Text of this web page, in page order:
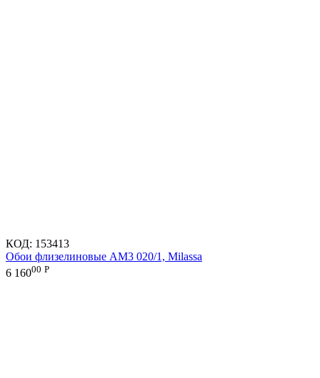
КОД: 153413
Обои флизелиновые AM3 020/1, Milassa
6 16000 Р